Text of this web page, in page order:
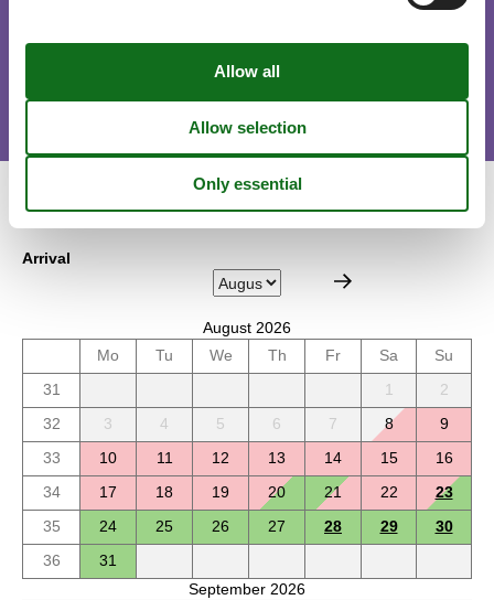
There is a limited chance for a short vacation this year, typically
Calendar
Arrival
August 2026
Mo
Tu We Th Fr Sa
Su
31
1
2
32
3 4 5 6 7 8
9
33
10 11 12 13 14 15
16
34
17 18 19 20 21 22
23
35
24 25 26 27 28 29
30
36
31
September 2026